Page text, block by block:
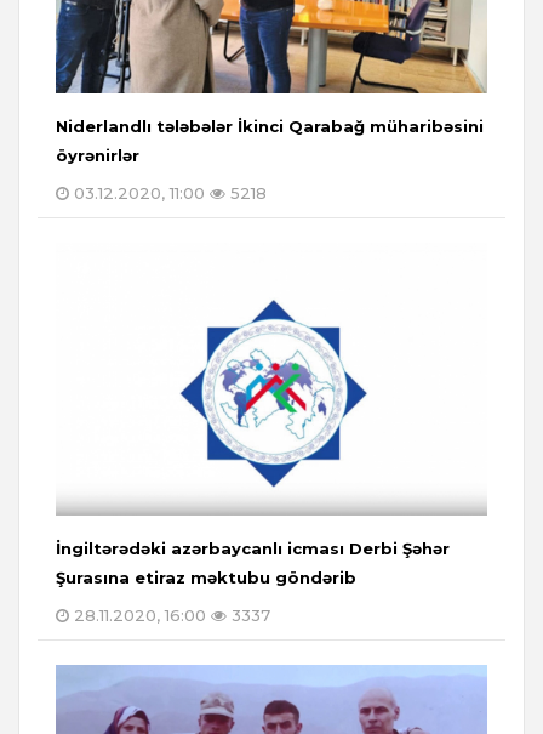
Niderlandlı tələbələr İkinci Qarabağ müharibəsini
öyrənirlər
03.12.2020, 11:00
5218
İngiltərədəki azərbaycanlı icması Derbi Şəhər
Şurasına etiraz məktubu göndərib
28.11.2020, 16:00
3337